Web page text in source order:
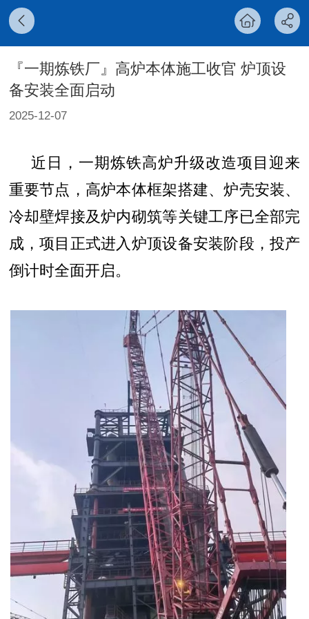
『一期炼铁厂』高炉本体施工收官 炉顶设
备安装全面启动
2025-12-07
近日，一期炼铁高炉升级改造项目迎来
重要节点，高炉本体框架搭建、炉壳安装、
冷却壁焊接及炉内砌筑等关键工序已全部完
成，项目正式进入炉顶设备安装阶段，投产
倒计时全面开启。